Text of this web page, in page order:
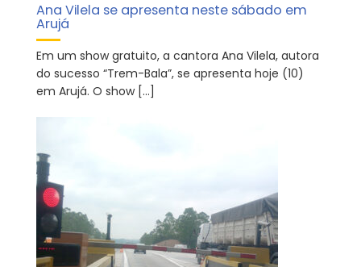
Ana Vilela se apresenta neste sábado em
Arujá
Em um show gratuito, a cantora Ana Vilela, autora
do sucesso “Trem-Bala”, se apresenta hoje (10)
em Arujá. O show […]